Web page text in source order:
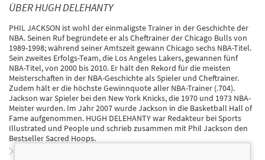
ÜBER HUGH DELEHANTY
PHIL JACKSON ist wohl der einmaligste Trainer in der Geschichte der
NBA. Seinen Ruf begründete er als Cheftrainer der Chicago Bulls von
1989-1998; während seiner Amtszeit gewann Chicago sechs NBA-Titel.
Sein zweites Erfolgs-Team, die Los Angeles Lakers, gewannen fünf
NBA-Titel, von 2000 bis 2010. Er hält den Rekord für die meisten
Meisterschaften in der NBA-Geschichte als Spieler und Cheftrainer.
Zudem hält er die höchste Gewinnquote aller NBA-Trainer (.704).
Jackson war Spieler bei den New York Knicks, die 1970 und 1973 NBA-
Meister wurden. Im Jahr 2007 wurde Jackson in die Basketball Hall of
Fame aufgenommen. HUGH DELEHANTY war Redakteur bei Sports
Illustrated und People und schrieb zusammen mit Phil Jackson den
Bestseller Sacred Hoops.